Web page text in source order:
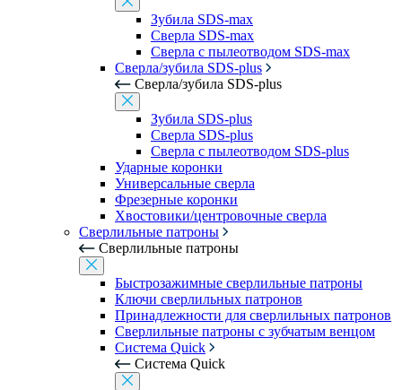
Зубила SDS-max
Сверла SDS-max
Сверла с пылеотводом SDS-max
Сверла/зубила SDS-plus
Сверла/зубила SDS-plus
Зубила SDS-plus
Сверла SDS-plus
Сверла с пылеотводом SDS-plus
Ударные коронки
Универсальные сверла
Фрезерные коронки
Хвостовики/центровочные сверла
Сверлильные патроны
Сверлильные патроны
Быстрозажимные сверлильные патроны
Ключи сверлильных патронов
Принадлежности для сверлильных патронов
Сверлильные патроны с зубчатым венцом
Система Quick
Система Quick